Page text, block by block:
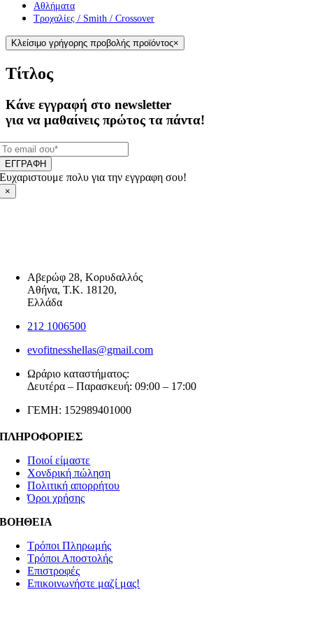
Αθλήματα
Τροχαλίες / Smith / Crossover
Κλείσιμο γρήγορης προβολής προϊόντος×
Τίτλος
Κάνε εγγραφή στο newsletter
για να μαθαίνεις πρώτος τα πάντα!
ΕΓΓΡΑΦΗ
Ευχαριστουμε πολυ για την εγγραφη σου!
×
Αβερώφ 28, Κορυδαλλός
Αθήνα, Τ.Κ. 18120,
Ελλάδα
212 1006500
evofitnesshellas@gmail.com
Ωράριο καταστήματος:
Δευτέρα – Παρασκευή: 09:00 – 17:00
ΓΕΜΗ: 152989401000
ΠΛΗΡΟΦΟΡΙΕΣ
Ποιοί είμαστε
Χονδρική πώληση
Πολιτική απορρήτου
Όροι χρήσης
ΒΟΗΘΕΙΑ
Τρόποι Πληρωμής
Τρόποι Αποστολής
Επιστροφές
Επικοινωνήστε μαζί μας!